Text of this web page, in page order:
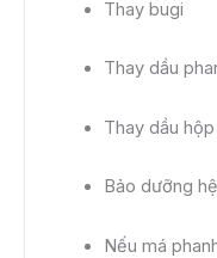
Thay bugi
Thay dầu
Thay dầu
Bảo dưỡng
Nếu má